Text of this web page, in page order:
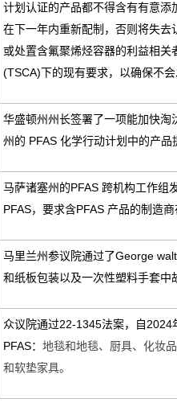
计划认证的产品都不得含有有意添
在下一年内重新配制，否则将失去
或处置含氟聚烯烃容器的利益相关
(TSCA)下的现有要求，以确保不
华盛顿州州长签署了一项能加快淘
州的 PFAS 化学行动计划中的产品
马萨诸塞州的PFAS 跨机构工作组
PFAS，要求含PFAS 产品的制造商
马里兰州参议院通过了George
和纸板包装以及一次性塑料手套中
众议院通过22-1345法案，自2024
PFAS： 地毯和地毯、厨具、化妆
和软垫家具。